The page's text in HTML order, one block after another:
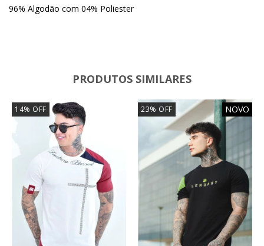
96% Algodão com 04% Poliester
PRODUTOS SIMILARES
14% OFF 23% OFF NOVO